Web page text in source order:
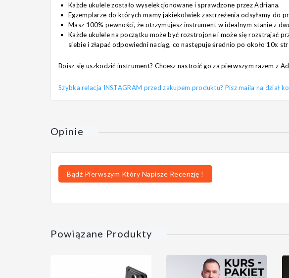
Każde ukulele zostało wyselekcjonowane i sprawdzone przez Adriana.
Egzemplarze do których mamy jakiekolwiek zastrzeżenia odsyłamy do
Masz 100% pewności, że otrzymujesz instrument w idealnym stanie z
Każde ukulele na początku może być rozstrojone i może się rozstrajać
siebie i złapać odpowiedni naciąg, co następuje średnio po około 10x
Boisz się uszkodzić instrument? Chcesz nastroić go za pierwszym razem z
Szybka relacja INSTAGRAM przed zakupem produktu? Pisz maila na dział
Opinie
Bądź Pierwszym Który Napisze Recenzję !
Powiązane Produkty